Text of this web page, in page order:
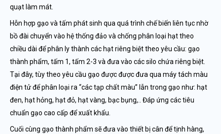
quạt làm mát.
Hỗn hợp gạo và tấm phát sinh qua quá trình chế biến liên tục nhờ
bồ đài chuyển vào hệ thống đảo và chống phân loại hạt theo
chiều dài để phân ly thành các hạt riêng biệt theo yêu cầu: gạo
thành phẩm, tấm 1, tấm 2-3 và đưa vào các silo chứa riêng biệt.
Tại đây, tùy theo yêu cầu gạo được được đưa qua máy tách màu
điện tử để phân loại ra “các tạp chất màu” lẫn trong gạo như: hạt
đen, hạt hỏng, hạt đỏ, hạt vàng, bạc bụng,.. Đáp ứng các tiêu
chuẩn gạo cao cấp để xuất khẩu.
Cuối cùng gạo thành phẩm sẽ đưa vào thiết bị cân để tịnh hàng,